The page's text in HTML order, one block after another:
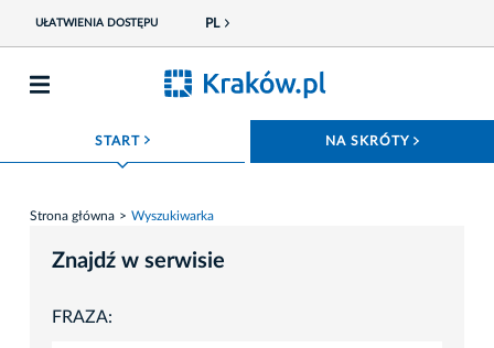
UŁATWIENIA DOSTĘPU PL
START ROZWIŃ MENU NA SKRÓTY
Strona główna Wyszukiwarka
Znajdź w serwisie
FRAZA: